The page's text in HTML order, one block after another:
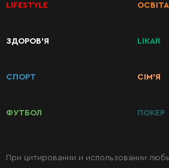
LIFESTYLE
ЗДОРОВ’Я
СПОРТ
ФУТБОЛ
ОСВІТА
LIKAR
СІМ’Я
ПОКЕР
При цитировании и использовании